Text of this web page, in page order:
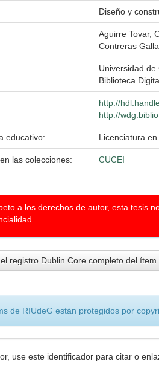
Diseño y
Aguirre Tovar,
Contreras
Universidad de
Biblioteca
http://
http://
educativo: Licenciatura
las colecciones: CUCEI
a los derechos de autor, esta tesis
registro Dublin Core completo del ítem
de RIUdeG están protegidos por
use este identificador para citar o